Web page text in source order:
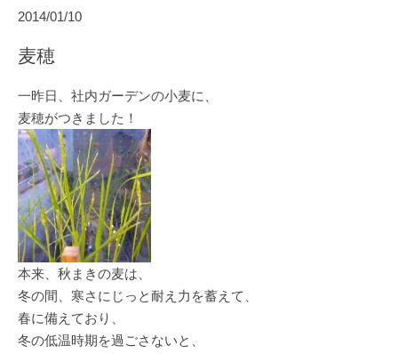
2014/01/10
麦穂
一昨日、社内ガーデンの小麦に、
麦穂がつきました！
本来、秋まきの麦は、
冬の間、寒さにじっと耐え力を蓄えて、
春​に備えており、
冬の低温時期を過ごさないと、